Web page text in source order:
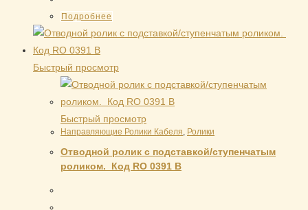
Подробнее
Быстрый просмотр
Быстрый просмотр
Направляющие Ролики Кабеля Ролики
Отводной ролик с подставкой/ступенчатым
роликом. Код RO 0391 B